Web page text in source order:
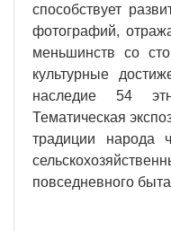
способствует
фотографий,
меньшинств со
культурные
наследие 54
Тематическая
традиции народа
повседневного